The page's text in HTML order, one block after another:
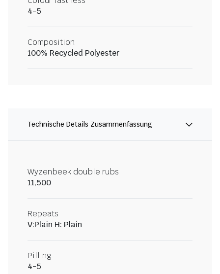
4-5
Composition
100% Recycled Polyester
Technische Details Zusammenfassung
Wyzenbeek double rubs
11,500
Repeats
V:Plain H: Plain
Pilling
4-5